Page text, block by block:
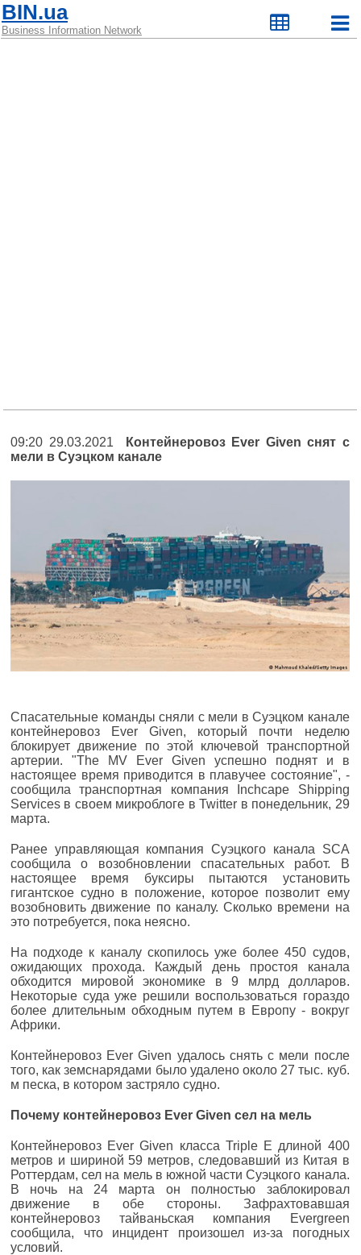
BIN.ua
Business Information Network
09:20 29.03.2021
Контейнеровоз Ever Given снят с
мели в Суэцком канале
Спасательные команды сняли с мели в Суэцком канале
контейнеровоз Ever Given, который почти неделю
блокирует движение по этой ключевой транспортной
артерии. "The MV Ever Given успешно поднят и в
настоящее время приводится в плавучее состояние", -
сообщила транспортная компания Inchcape Shipping
Services в своем микроблоге в Twitter в понедельник, 29
марта.
Ранее управляющая компания Суэцкого канала SCA
сообщила о возобновлении спасательных работ. В
настоящее время буксиры пытаются установить
гигантское судно в положение, которое позволит ему
возобновить движение по каналу. Сколько времени на
это потребуется, пока неясно.
На подходе к каналу скопилось уже более 450 судов,
ожидающих прохода. Каждый день простоя канала
обходится мировой экономике в 9 млрд долларов.
Некоторые суда уже решили воспользоваться гораздо
более длительным обходным путем в Европу - вокруг
Африки.
Контейнеровоз Ever Given удалось снять с мели после
того, как земснарядами было удалено около 27 тыс. куб.
м песка, в котором застряло судно.
Почему контейнеровоз Ever Given сел на мель
Контейнеровоз Ever Given класса Triple E длиной 400
метров и шириной 59 метров, следовавший из Китая в
Роттердам, сел на мель в южной части Суэцкого канала.
В ночь на 24 марта он полностью заблокировал
движение в обе стороны. Зафрахтовавшая
контейнеровоз тайваньская компания Evergreen
сообщила, что инцидент произошел из-за погодных
условий.